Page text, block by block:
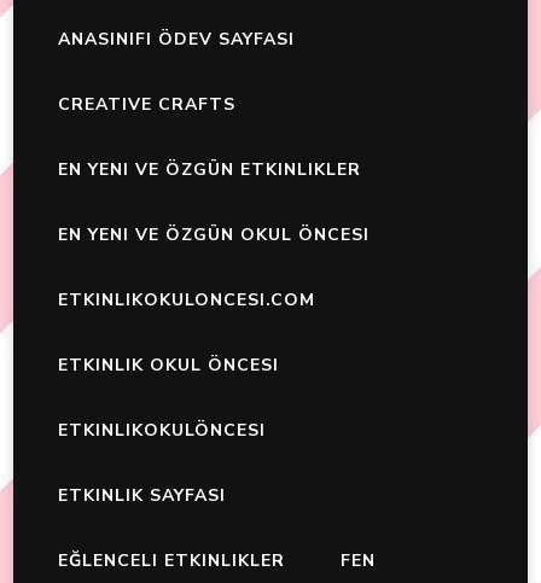
ANASINIFI ÖDEV SAYFASI
CREATIVE CRAFTS
EN YENI VE ÖZGÜN ETKINLIKLER
EN YENI VE ÖZGÜN OKUL ÖNCESI
ETKINLIKOKULONCESI.COM
ETKINLIK OKUL ÖNCESI
ETKINLIKOKULÖNCESI
ETKINLIK SAYFASI
EĞLENCELI ETKINLIKLER FEN